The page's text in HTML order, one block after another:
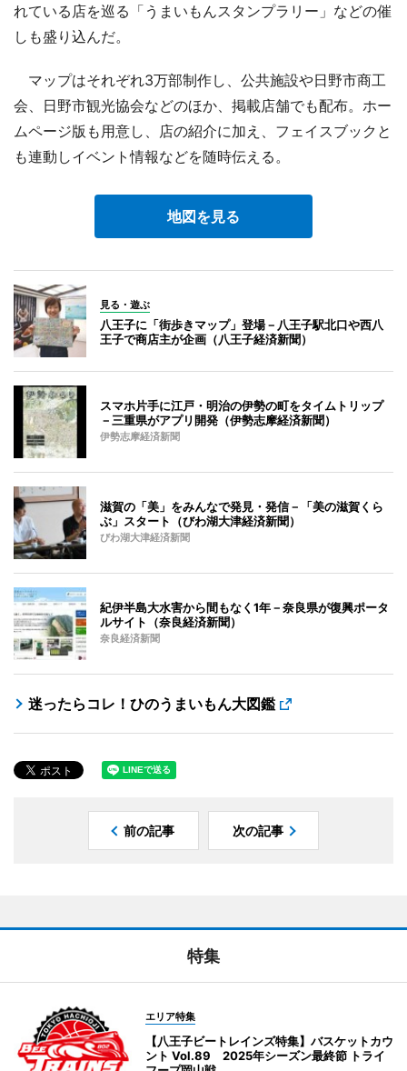
れている店を巡る「うまいもんスタンプラリー」などの催
しも盛り込んだ。
マップはそれぞれ3万部制作し、公共施設や日野市商工
会、日野市観光協会などのほか、掲載店舗でも配布。ホー
ムページ版も用意し、店の紹介に加え、フェイスブックと
も連動しイベント情報などを随時伝える。
地図を見る
見る・遊ぶ
八王子に「街歩きマップ」登場－八王子駅北口や西八
王子で商店主が企画（八王子経済新聞）
スマホ片手に江戸・明治の伊勢の町をタイムトリップ
－三重県がアプリ開発（伊勢志摩経済新聞）
伊勢志摩経済新聞
滋賀の「美」をみんなで発見・発信－「美の滋賀くら
ぶ」スタート（びわ湖大津経済新聞）
びわ湖大津経済新聞
紀伊半島大水害から間もなく1年－奈良県が復興ポータ
ルサイト（奈良経済新聞）
奈良経済新聞
迷ったらコレ！ひのうまいもん大図鑑
前の記事 次の記事
特集
エリア特集
【八王子ビートレインズ特集】バスケットカウ
ント Vol.89 2025年シーズン最終節 トライ